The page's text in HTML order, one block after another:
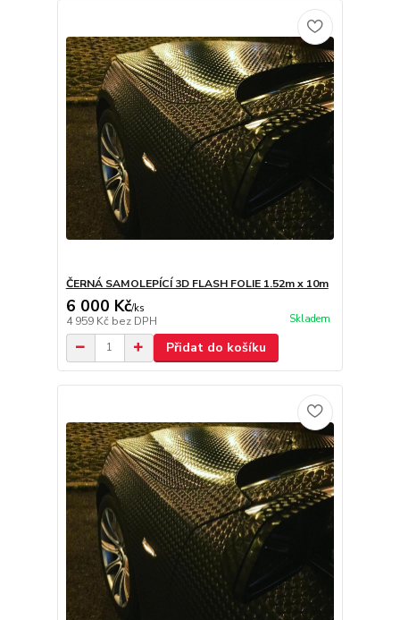
ČERNÁ SAMOLEPÍCÍ 3D FLASH FOLIE 1.52m x 10m
6 000 Kč/ks
4 959 Kč bez DPH Skladem
Přidat do košíku